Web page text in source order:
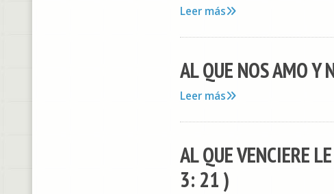
Leer más
AL QUE NOS AMO Y
Leer más
AL QUE VENCIERE
3: 21 )